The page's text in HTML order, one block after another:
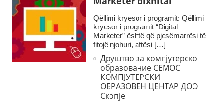
Qëllimi kryesor i programit: Qëllimi
kryesor i programit “Digital
Marketer” është që pjesëmarrësi të
fitojë njohuri, aftësi […]
Друштво за компјутерско
образование СЕМОС
КОМПЈУТЕРСКИ
ОБРАЗОВЕН ЦЕНТАР ДОО
Скопје